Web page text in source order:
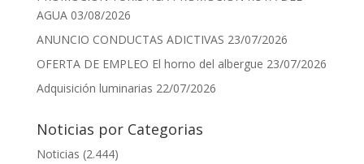
AGUA 03/08/2026
ANUNCIO CONDUCTAS ADICTIVAS 23/07/2026
OFERTA DE EMPLEO El horno del albergue 23/07/2026
Adquisición luminarias 22/07/2026
Noticias por Categorias
Noticias (2.444)